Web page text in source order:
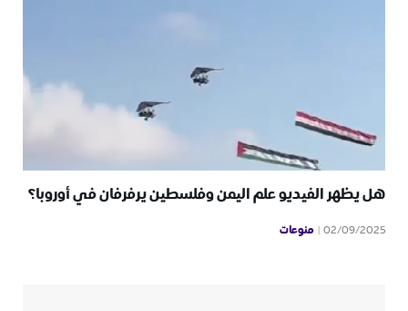
هل يظهر الفيديو علم اليمن وفلسطين يرفرفان في أوروبا؟
02/09/2025 منوعات